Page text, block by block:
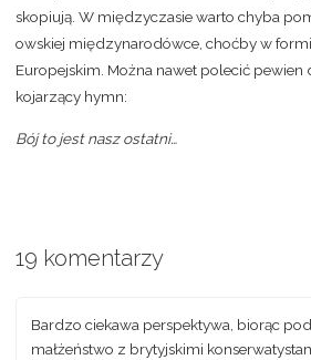
skopiują. W międzyczasie warto chyba
owskiej międzynarodówce, choćby w
Europejskim. Można nawet polecić
kojarzący hymn:
Bój to jest nasz ostatni…
19 komentarzy
Bardzo ciekawa perspektywa, biorąc
małżeństwo z brytyjskimi